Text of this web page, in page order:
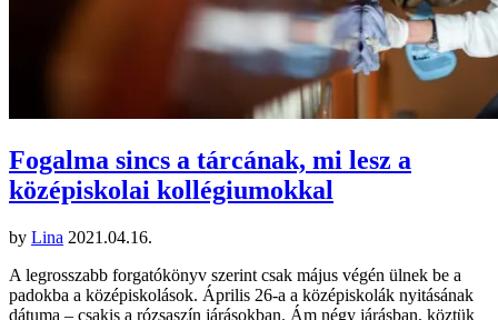
Fogalma sincs a tárcának, mi lesz a
középiskolai kollégiumokkal
by Lina 2021.04.16.
A legrosszabb forgatókönyv szerint csak május végén ülnek be a
padokba a középiskolások. Április 26-a a középiskolák nyitásának
dátuma – csakis a rózsaszín járásokban. Ám négy járásban, köztük